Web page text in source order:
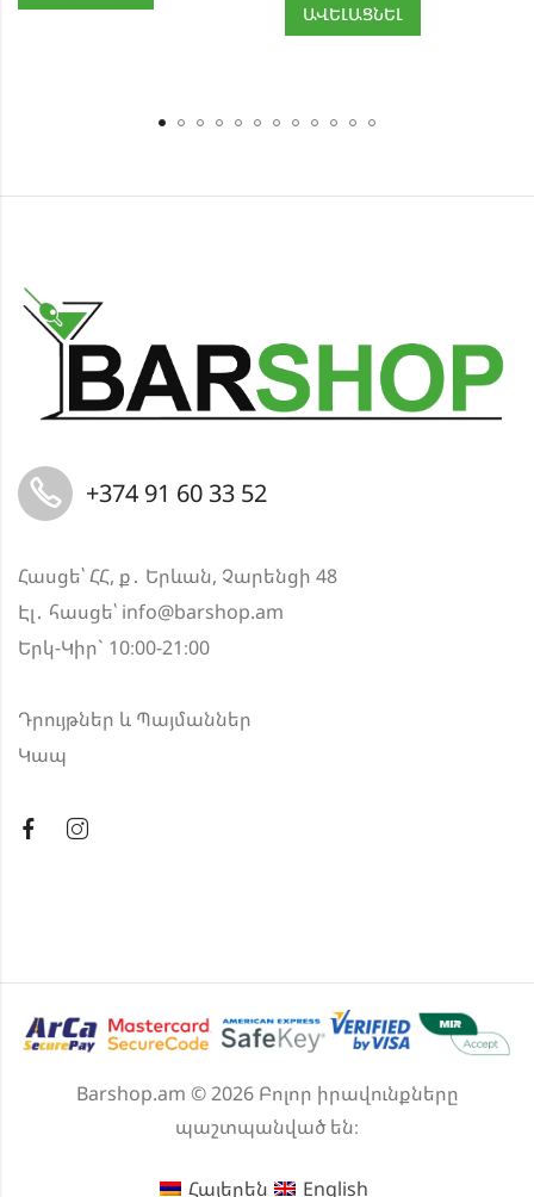
ԱՎԵԼԱՑՆԵԼ
+374 91 60 33 52
Հասցե՝ ՀՀ, ք․ Երևան, Չարենցի 48
Էլ․ հասցե՝ info@barshop.am
Երկ-Կիր` 10։00-21։00
Դրույթներ և Պայմաններ
Կապ
Barshop.am © 2026 Բոլոր իրավունքները
պաշտպանված են։
Հայերեն English